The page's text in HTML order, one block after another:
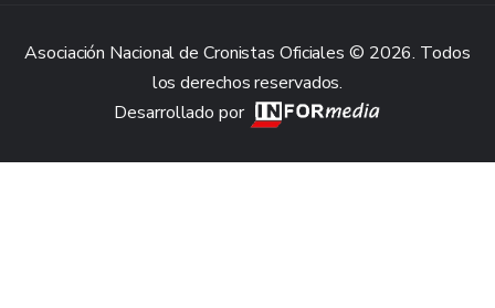
Asociación Nacional de Cronistas Oficiales © 2026. Todos
los derechos reservados.
Desarrollado por